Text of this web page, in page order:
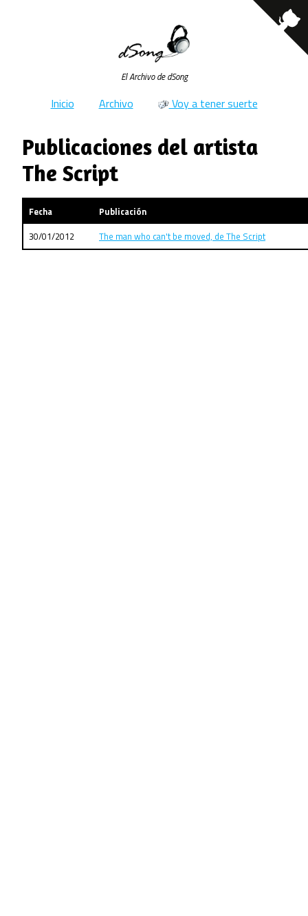
El Archivo de dSong
Inicio Archivo Voy a tener suerte
Publicaciones del artista
The Script
Fecha
Publicación
30/01/2012
The man who can't be moved, de The Script